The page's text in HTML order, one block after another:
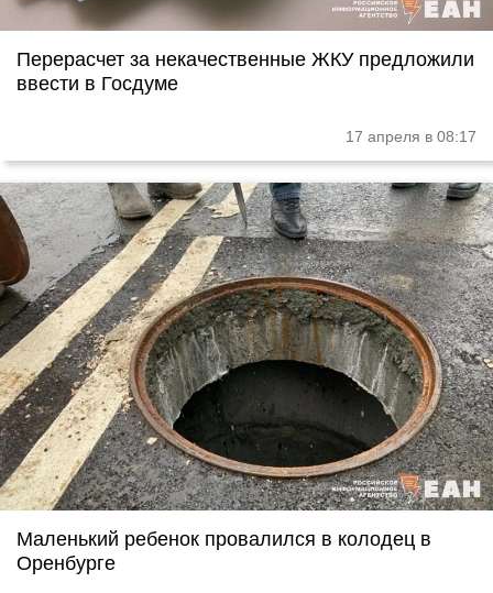
Перерасчет за некачественные ЖКУ предложили
ввести в Госдуме
17 апреля в 08:17
Маленький ребенок провалился в колодец в
Оренбурге